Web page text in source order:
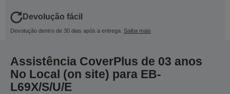
Devolução fácil
Devolução dentro de 30 dias após a entrega. Saiba mais
Assistência CoverPlus de 03 anos
No Local (on site) para EB-
L69X/S/U/E